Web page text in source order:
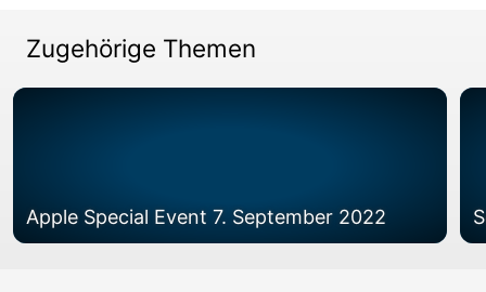
Zugehörige Themen
Apple Special Event 7. September 2022